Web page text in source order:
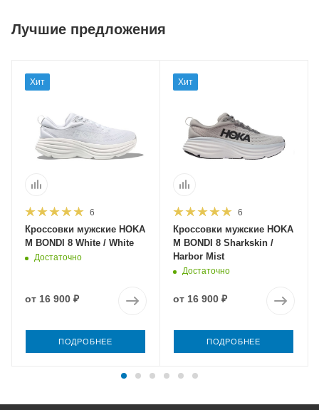
Лучшие предложения
Хит
6
Кроссовки мужские HOKA
M BONDI 8 White / White
Достаточно
от 16 900 ₽
ПОДРОБНЕЕ
Хит
6
Кроссовки мужские HOKA
M BONDI 8 Sharkskin /
Harbor Mist
Достаточно
от 16 900 ₽
ПОДРОБНЕЕ